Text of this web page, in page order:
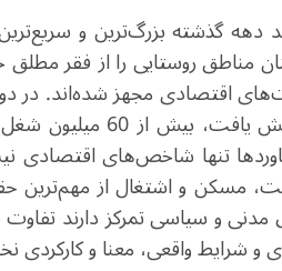
گذشته بزرگ‌ترین و
100 میلیون نفر از ساکنان مناطق روستایی
اقتصادی مجهز شده‌اند. در
درآمد سرانه قابل تصرف مردم
دستاوردها تنها شاخص‌های
مسکن و اشتغال از مهم‌ترین
و سیاسی تمرکز دارند
شرایط واقعی، معنا و کارکردی